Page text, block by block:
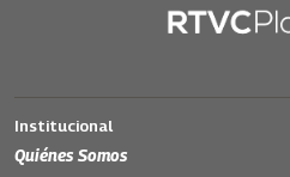
Institucional
Quiénes Somos